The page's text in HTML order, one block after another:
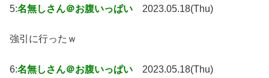
5:名無しさん＠お腹いっぱい 2023.05.18(Thu)
強引に行ったｗ
6:名無しさん＠お腹いっぱい 2023.05.18(Thu)